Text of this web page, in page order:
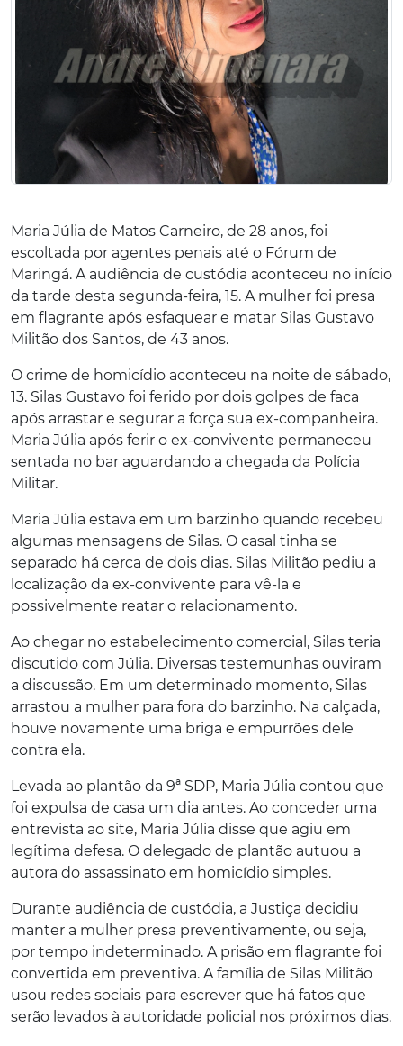
Maria Júlia de Matos Carneiro, de 28 anos, foi
escoltada por agentes penais até o Fórum de
Maringá. A audiência de custódia aconteceu no início
da tarde desta segunda-feira, 15. A mulher foi presa
em flagrante após esfaquear e matar Silas Gustavo
Militão dos Santos, de 43 anos.
O crime de homicídio aconteceu na noite de sábado,
13. Silas Gustavo foi ferido por dois golpes de faca
após arrastar e segurar a força sua ex-companheira.
Maria Júlia após ferir o ex-convivente permaneceu
sentada no bar aguardando a chegada da Polícia
Militar.
Maria Júlia estava em um barzinho quando recebeu
algumas mensagens de Silas. O casal tinha se
separado há cerca de dois dias. Silas Militão pediu a
localização da ex-convivente para vê-la e
possivelmente reatar o relacionamento.
Ao chegar no estabelecimento comercial, Silas teria
discutido com Júlia. Diversas testemunhas ouviram
a discussão. Em um determinado momento, Silas
arrastou a mulher para fora do barzinho. Na calçada,
houve novamente uma briga e empurrões dele
contra ela.
Levada ao plantão da 9ª SDP, Maria Júlia contou que
foi expulsa de casa um dia antes. Ao conceder uma
entrevista ao site, Maria Júlia disse que agiu em
legítima defesa. O delegado de plantão autuou a
autora do assassinato em homicídio simples.
Durante audiência de custódia, a Justiça decidiu
manter a mulher presa preventivamente, ou seja,
por tempo indeterminado. A prisão em flagrante foi
convertida em preventiva. A família de Silas Militão
usou redes sociais para escrever que há fatos que
serão levados à autoridade policial nos próximos dias.